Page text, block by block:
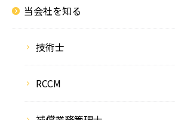
当会社を知る
技術士
RCCM